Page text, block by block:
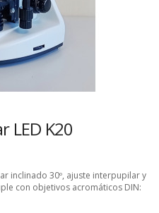
LED K20
inclinado 30º, ajuste interpupilar y
con objetivos acromáticos DIN: